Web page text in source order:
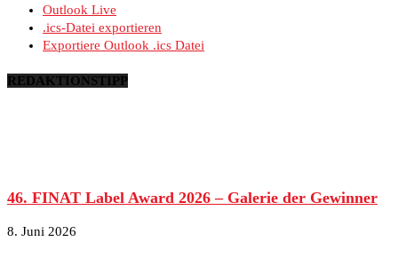
Outlook Live
.ics-Datei exportieren
Exportiere Outlook .ics Datei
REDAKTIONSTIPP
46. FINAT Label Award 2026 – Galerie der Gewinner
8. Juni 2026